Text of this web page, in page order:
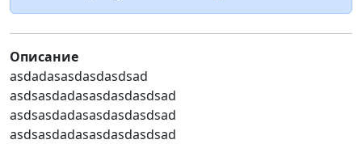
Описание
asdadasasdasdasdsad
asdsasdadasasdasdasdsad
asdsasdadasasdasdasdsad
asdsasdadasasdasdasdsad